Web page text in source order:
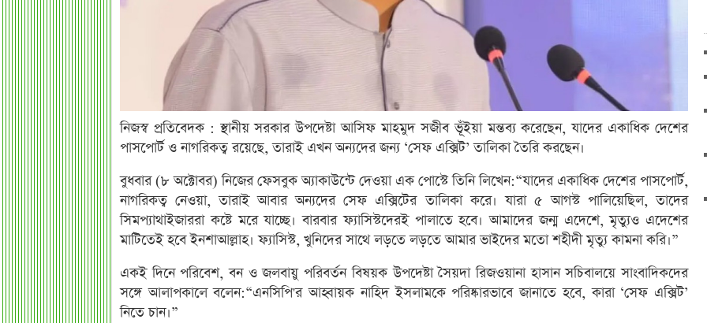
নিজস্ব প্রতিবেদক : স্থানীয় সরকার উপদেষ্টা আসিফ মাহমুদ সজীব ভূঁইয়া মন্তব্য করেছেন, যাদের একাধিক দেশের
পাসপোর্ট ও নাগরিকত্ব রয়েছে, তারাই এখন অন্যদের জন্য ‘সেফ এক্সিট’ তালিকা তৈরি করছেন।
বুধবার (৮ অক্টোবর) নিজের ফেসবুক অ্যাকাউন্টে দেওয়া এক পোস্টে তিনি লিখেন:“যাদের একাধিক দেশের পাসপোর্ট,
নাগরিকত্ব নেওয়া, তারাই আবার অন্যদের সেফ এক্সিটের তালিকা করে। যারা ৫ আগস্ট পালিয়েছিল, তাদের
সিমপ্যাথাইজাররা কষ্টে মরে যাচ্ছে। বারবার ফ্যাসিস্টদেরই পালাতে হবে। আমাদের জন্ম এদেশে, মৃত্যুও এদেশের
মাটিতেই হবে ইনশাআল্লাহ। ফ্যাসিস্ট, খুনিদের সাথে লড়তে লড়তে আমার ভাইদের মতো শহীদী মৃত্যু কামনা করি।”
একই দিনে পরিবেশ, বন ও জলবায়ু পরিবর্তন বিষয়ক উপদেষ্টা সৈয়দা রিজওয়ানা হাসান সচিবালয়ে সাংবাদিকদের
সঙ্গে আলাপকালে বলেন:“এনসিপি'র আহ্বায়ক নাহিদ ইসলামকে পরিষ্কারভাবে জানাতে হবে, কারা ‘সেফ এক্সিট’
নিতে চান।”